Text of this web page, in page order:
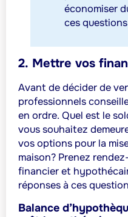
économiser
ces
2. Mettre vos
Avant de décider de
professionnels
en ordre. Quel est le
vous souhaitez
vos options pour la
maison? Prenez
financier et
réponses à ces
Balance